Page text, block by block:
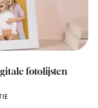
fotolijsten